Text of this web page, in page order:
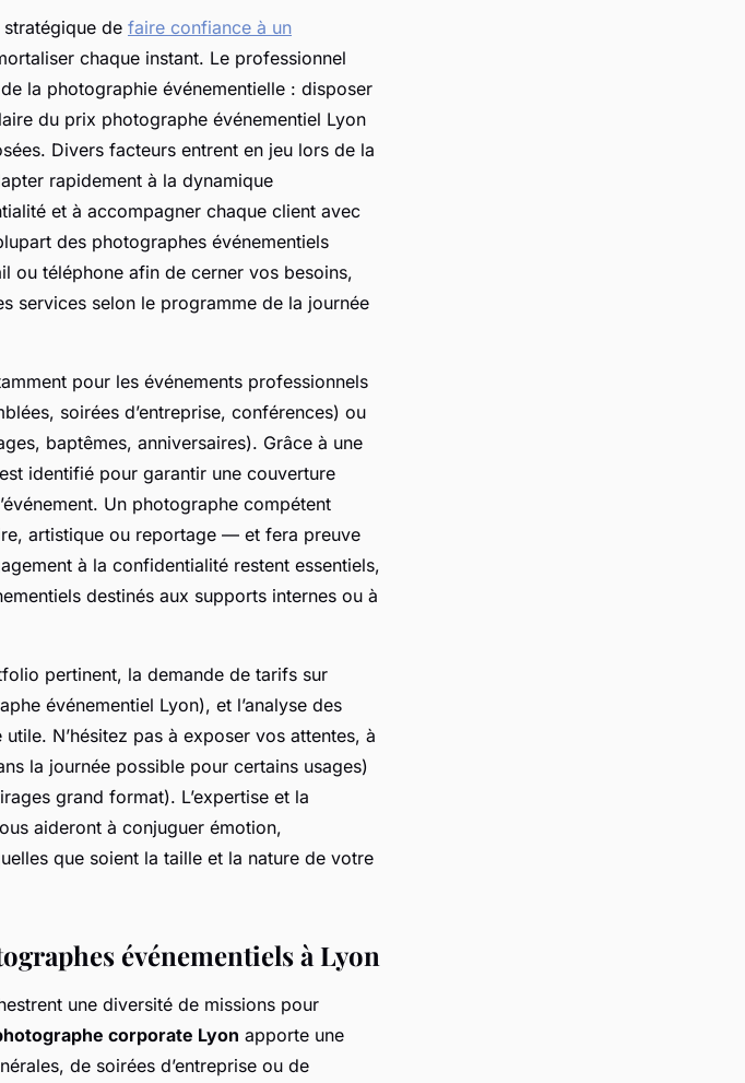
stratégique de faire confiance à un
chaque instant. Le professionnel
la photographie événementielle : disposer
du prix photographe événementiel Lyon
Divers facteurs entrent en jeu lors de la
rapidement à la dynamique
et à accompagner chaque client avec
des photographes événementiels
ou téléphone afin de cerner vos besoins,
services selon le programme de la journée
pour les événements professionnels
soirées d’entreprise, conférences) ou
baptêmes, anniversaires). Grâce à une
identifié pour garantir une couverture
Un photographe compétent
artistique ou reportage — et fera preuve
à la confidentialité restent essentiels,
destinés aux supports internes ou à
pertinent, la demande de tarifs sur
événementiel Lyon), et l’analyse des
N’hésitez pas à exposer vos attentes, à
la journée possible pour certains usages)
grand format). L’expertise et la
aideront à conjuguer émotion,
que soient la taille et la nature de votre
événementiels à Lyon
une diversité de missions pour
corporate Lyon apporte une
de soirées d’entreprise ou de